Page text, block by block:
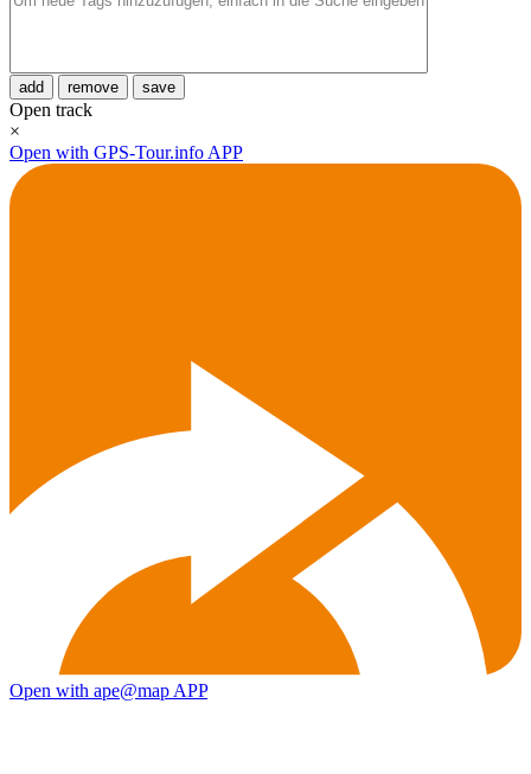
add remove save
Open track
×
Open with GPS-Tour.info APP
Open with ape@map APP